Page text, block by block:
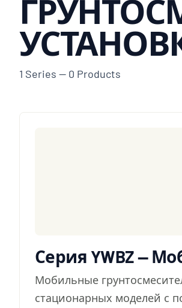
1 Series — 0 Products
Серия YWBZ —
Мобильные
стационарных моделей с